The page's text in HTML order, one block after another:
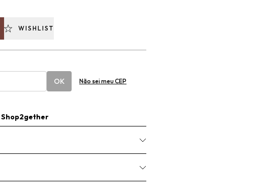
WISHLIST
OK
Não sei meu CEP
Shop2gether